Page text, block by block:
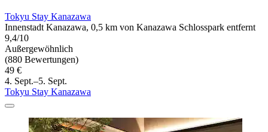
Tokyu Stay Kanazawa
Innenstadt Kanazawa, 0,5 km von Kanazawa Schlosspark entfernt
9,4/10
Außergewöhnlich
(880 Bewertungen)
49 €
4. Sept.–5. Sept.
Tokyu Stay Kanazawa